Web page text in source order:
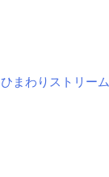
ひまわりストリーム